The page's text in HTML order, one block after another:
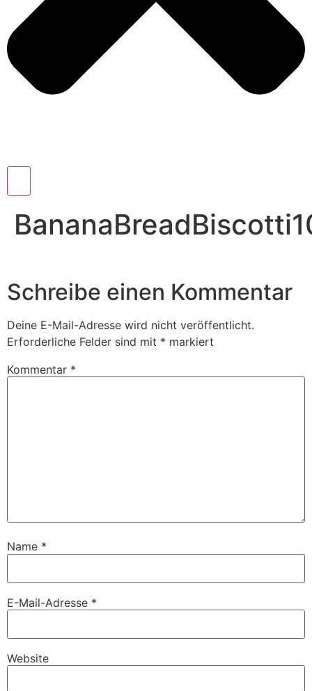
Schreibe einen Kommentar
Deine E-Mail-Adresse wird nicht veröffentlicht.
Erforderliche Felder sind mit * markiert
Kommentar *
Name *
E-Mail-Adresse *
Website